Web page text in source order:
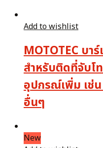
Add to wishlist
MOTOTEC บา
สำหรับติดที่จับโ
อุปกรณ์เพิ่ม เช่
อื่นๆ
New